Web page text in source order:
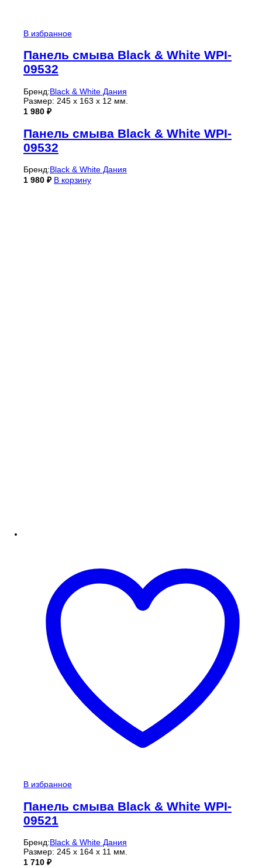
В избранное
Панель смыва Black & White WPI-
09532
Бренд:Black & White Дания
Размер: 245 х 163 х 12 мм.
1 980 ₽
Панель смыва Black & White WPI-
09532
Бренд:Black & White Дания
1 980 ₽ В корзину
В избранное
Панель смыва Black & White WPI-
09521
Бренд:Black & White Дания
Размер: 245 х 164 х 11 мм.
1 710 ₽